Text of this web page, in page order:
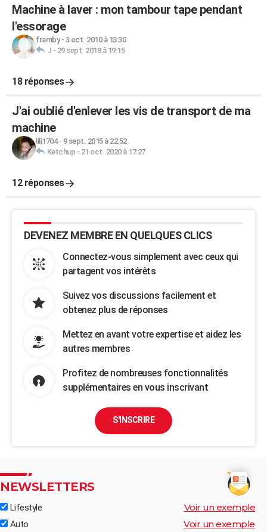
Machine à laver : mon tambour tape pendant
l'essorage
framby- 3 oct. 2010 à 13:30
J - 29 sept. 2018 à 19:15
18 réponses
J'ai oublié d'enlever les vis de transport de ma
machine
lili1704- 9 sept. 2015 à 22:52
Ketchup - 21 oct. 2020 à 17:27
12 réponses
DEVENEZ MEMBRE EN QUELQUES CLICS
Connectez-vous simplement avec ceux qui
partagent vos intérêts
Suivez vos discussions facilement et
obtenez plus de réponses
Mettez en avant votre expertise et aidez les
autres membres
Profitez de nombreuses fonctionnalités
supplémentaires en vous inscrivant
S'INSCRIRE
NEWSLETTERS
Lifestyle Voir un exemple
Auto Voir un exemple